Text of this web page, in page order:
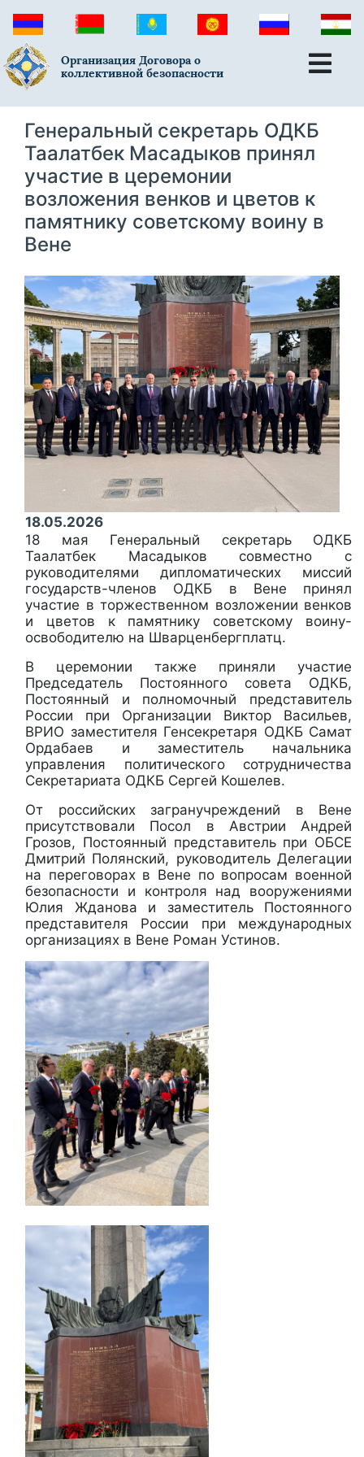
Организация Договора о
коллективной безопасности
Генеральный секретарь ОДКБ
Таалатбек Масадыков принял
участие в церемонии
возложения венков и цветов к
памятнику советскому воину в
Вене
18.05.2026
18 мая Генеральный секретарь ОДКБ
Таалатбек Масадыков совместно с
руководителями дипломатических миссий
государств-членов ОДКБ в Вене принял
участие в торжественном возложении венков
и цветов к памятнику советскому воину-
освободителю на Шварценбергплатц.
В церемонии также приняли участие
Председатель Постоянного совета ОДКБ,
Постоянный и полномочный представитель
России при Организации Виктор Васильев,
ВРИО заместителя Генсекретаря ОДКБ Самат
Ордабаев и заместитель начальника
управления политического сотрудничества
Секретариата ОДКБ Сергей Кошелев.
От российских загранучреждений в Вене
присутствовали Посол в Австрии Андрей
Грозов, Постоянный представитель при ОБСЕ
Дмитрий Полянский, руководитель Делегации
на переговорах в Вене по вопросам военной
безопасности и контроля над вооружениями
Юлия Жданова и заместитель Постоянного
представителя России при международных
организациях в Вене Роман Устинов.